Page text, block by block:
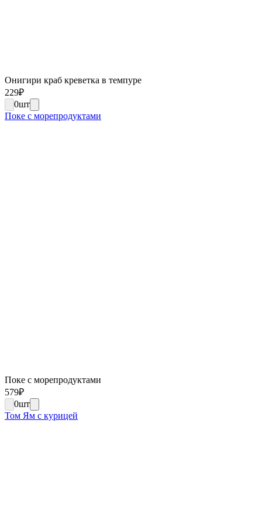
Онигири краб креветка в темпуре
229₽
0шт
Поке с морепродуктами
Поке с морепродуктами
579₽
0шт
Том Ям с курицей